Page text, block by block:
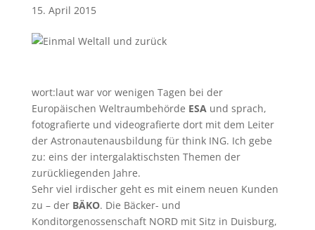
15. April 2015
wort:laut war vor wenigen Tagen bei der
Europäischen Weltraumbehörde ESAund sprach,
fotografierte und videografierte dort mit dem Leiter
der Astronautenausbildung für think ING. Ich gebe
zu: eins der intergalaktischsten Themen der
zurückliegenden Jahre.
Sehr viel irdischer geht es mit einem neuen Kunden
zu – der BÄKO. Die Bäcker- und
Konditorgenossenschaft NORD mit Sitz in Duisburg,